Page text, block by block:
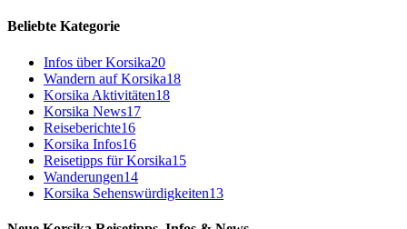
Beliebte Kategorie
Infos über Korsika20
Wandern auf Korsika18
Korsika Aktivitäten18
Korsika News17
Reiseberichte16
Korsika Infos16
Reisetipps für Korsika15
Wanderungen14
Korsika Sehenswürdigkeiten13